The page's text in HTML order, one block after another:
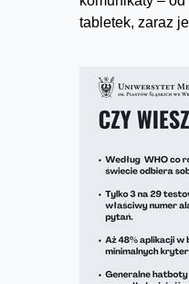
tabletek, zaraz